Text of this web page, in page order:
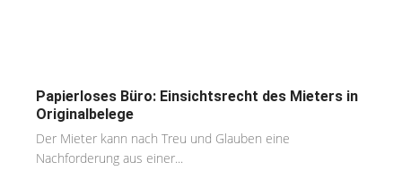
Papierloses Büro: Einsichtsrecht des Mieters in
Originalbelege
Der Mieter kann nach Treu und Glauben eine
Nachforderung aus einer...